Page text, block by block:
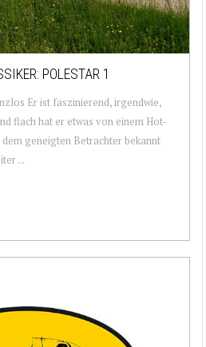
POLESTAR 1
Er ist faszinierend, irgendwie,
flach hat er etwas von einem Hot-
dem geneigten Betrachter bekannt
...